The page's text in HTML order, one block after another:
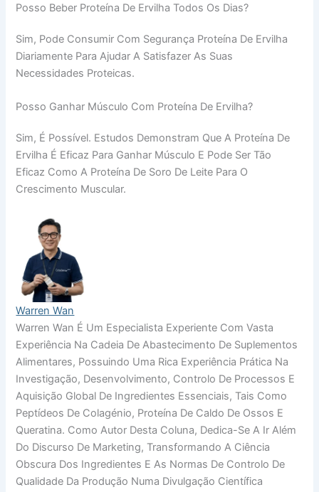
Posso Beber Proteína De Ervilha Todos Os Dias?
Sim, Pode Consumir Com Segurança Proteína De Ervilha
Diariamente Para Ajudar A Satisfazer As Suas
Necessidades Proteicas.
Posso Ganhar Músculo Com Proteína De Ervilha?
Sim, É Possível. Estudos Demonstram Que A Proteína De
Ervilha É Eficaz Para Ganhar Músculo E Pode Ser Tão
Eficaz Como A Proteína De Soro De Leite Para O
Crescimento Muscular.
Warren Wan
Warren Wan É Um Especialista Experiente Com Vasta
Experiência Na Cadeia De Abastecimento De Suplementos
Alimentares, Possuindo Uma Rica Experiência Prática Na
Investigação, Desenvolvimento, Controlo De Processos E
Aquisição Global De Ingredientes Essenciais, Tais Como
Peptídeos De Colagénio, Proteína De Caldo De Ossos E
Queratina. Como Autor Desta Coluna, Dedica-Se A Ir Além
Do Discurso De Marketing, Transformando A Ciência
Obscura Dos Ingredientes E As Normas De Controlo De
Qualidade Da Produção Numa Divulgação Científica